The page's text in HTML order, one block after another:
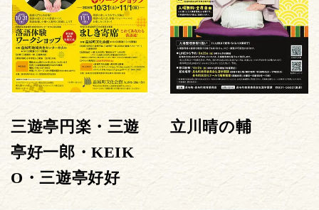
三遊亭円楽・三遊
亭好一郎・KEIK
O・三遊亭好好
立川晴の輔